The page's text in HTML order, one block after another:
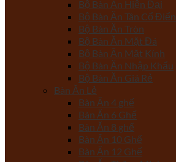
Bộ Bàn Ăn Hiện Đại
Bộ Bàn Ăn Tân Cổ Điển
Bộ Bàn Ăn Tròn
Bộ Bàn Ăn Mặt Đá
Bộ Bàn Ăn Mặt Kính
Bộ Bàn Ăn Nhập Khẩu
Bộ Bàn Ăn Giá Rẻ
Bàn Ăn Lẻ
Bàn Ăn 4 ghế
Bàn Ăn 6 Ghế
Bàn Ăn 8 ghế
Bàn Ăn 10 Ghế
Bàn Ăn 12 Ghế